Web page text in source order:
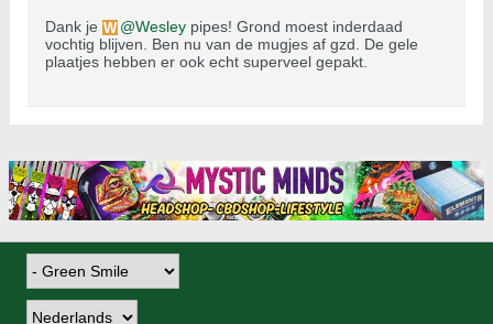
Dank je Wesley pipes! Grond moest inderdaad
vochtig blijven. Ben nu van de mugjes af gzd. De gele
plaatjes hebben er ook echt superveel gepakt.